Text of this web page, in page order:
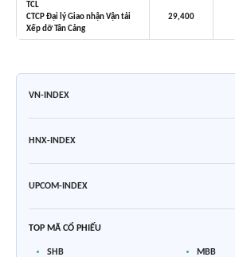
TCL
CTCP Đại lý Giao nhận Vận tải
Xếp dỡ Tân Cảng
29,400
VN-INDEX
HNX-INDEX
UPCOM-INDEX
TOP MÃ CỔ PHIẾU
SHB
MBB